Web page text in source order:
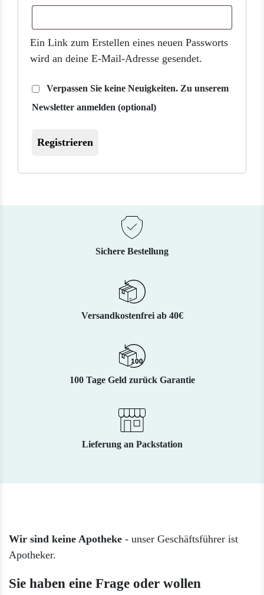
Ein Link zum Erstellen eines neuen Passworts
wird an deine E-Mail-Adresse gesendet.
Verpassen Sie keine Neuigkeiten. Zu unserem
Newsletter anmelden (optional)
Registrieren
Sichere Bestellung
Versandkostenfrei ab 40€
100 Tage Geld zurück Garantie
Lieferung an Packstation
Wir sind keine Apotheke - unser Geschäftsführer ist
Apotheker.
Sie haben eine Frage oder wollen